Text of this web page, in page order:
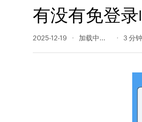
有没有免登
2025-12-19 134 阅读量 3 分钟